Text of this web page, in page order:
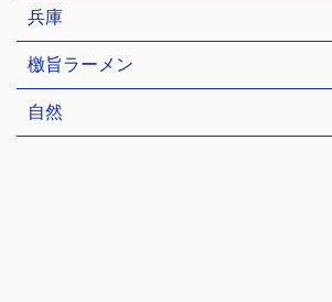
兵庫
檄旨ラーメン
自然